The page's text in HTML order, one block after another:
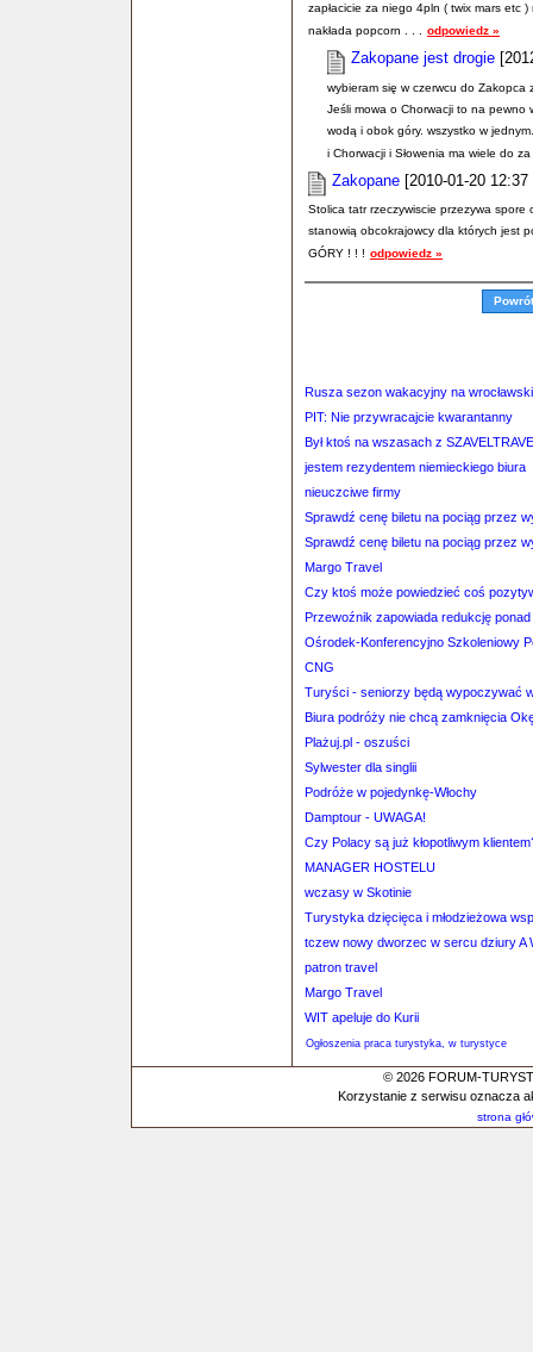
zapłacicie za niego 4pln ( twix mars etc
nakłada popcorn . . . odpowiedz »
Zakopane jest drogie
wybieram się w czerwcu do
Jeśli mowa o Chorwacji to na pewno
wodą i obok góry. wszystko w
i Chorwacji i Słowenia ma wiele do
Zakopane [2010-01-20
Stolica tatr rzeczywiscie przezywa
stanowią obcokrajowcy dla których jest
GÓRY ! ! ! odpowiedz »
Rusza sezon wakacyjny na
PIT: Nie przywracajcie kwarantanny
Był ktoś na wszasach z
jestem rezydentem niemieckiego biura
nieuczciwe firmy
Sprawdź cenę biletu na pociąg przez
Sprawdź cenę biletu na pociąg przez
Margo Travel
Czy ktoś może powiedzieć coś
Przewoźnik zapowiada redukcję
Ośrodek-Konferencyjno Szkoleniowy
CNG
Turyści - seniorzy będą wypoczywać
Biura podróży nie chcą zamknięcia
Plażuj.pl - oszuści
Sylwester dla singlii
Podróże w pojedynkę-Włochy
Damptour - UWAGA!
Czy Polacy są już kłopotliwym
MANAGER HOSTELU
wczasy w Skotinie
Turystyka dzięcięca i młodzieżowa
tczew nowy dworzec w sercu dziury A
patron travel
Margo Travel
WIT apeluje do Kurii
Ogłoszenia praca turystyka, w turystyce
© 2026 FORUM-
Korzystanie z serwisu oznacza
strona